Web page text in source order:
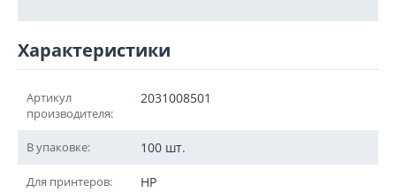
Характеристики
Артикул
производителя:
2031008501
В упаковке: 100 шт.
Для принтеров: HP